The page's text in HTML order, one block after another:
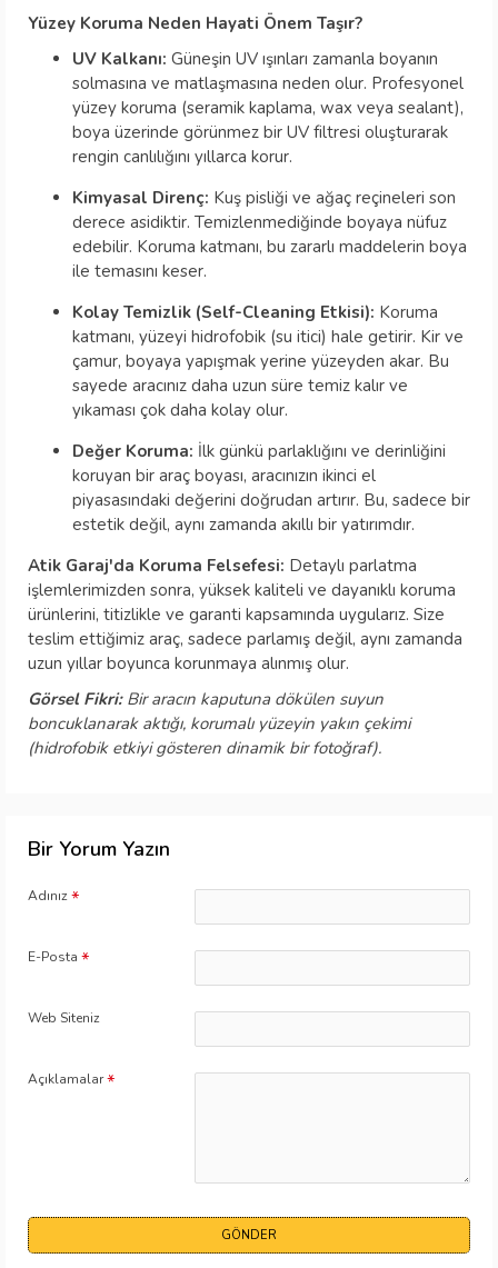
Yüzey Koruma Neden Hayati Önem Taşır?
UV Kalkanı: Güneşin UV ışınları zamanla boyanın
solmasına ve matlaşmasına neden olur. Profesyonel
yüzey koruma (seramik kaplama, wax veya sealant),
boya üzerinde görünmez bir UV filtresi oluşturarak
rengin canlılığını yıllarca korur.
Kimyasal Direnç: Kuş pisliği ve ağaç reçineleri son
derece asidiktir. Temizlenmediğinde boyaya nüfuz
edebilir. Koruma katmanı, bu zararlı maddelerin boya
ile temasını keser.
Kolay Temizlik (Self-Cleaning Etkisi): Koruma
katmanı, yüzeyi hidrofobik (su itici) hale getirir. Kir ve
çamur, boyaya yapışmak yerine yüzeyden akar. Bu
sayede aracınız daha uzun süre temiz kalır ve
yıkaması çok daha kolay olur.
Değer Koruma: İlk günkü parlaklığını ve derinliğini
koruyan bir araç boyası, aracınızın ikinci el
piyasasındaki değerini doğrudan artırır. Bu, sadece bir
estetik değil, aynı zamanda akıllı bir yatırımdır.
Atik Garaj'da Koruma Felsefesi: Detaylı parlatma
işlemlerimizden sonra, yüksek kaliteli ve dayanıklı koruma
ürünlerini, titizlikle ve garanti kapsamında uygularız. Size
teslim ettiğimiz araç, sadece parlamış değil, aynı zamanda
uzun yıllar boyunca korunmaya alınmış olur.
Görsel Fikri:Bir aracın kaputuna dökülen suyun
boncuklanarak aktığı, korumalı yüzeyin yakın çekimi
(hidrofobik etkiyi gösteren dinamik bir fotoğraf).
Bir Yorum Yazın
Adınız
E-Posta
Web Siteniz
Açıklamalar
GÖNDER